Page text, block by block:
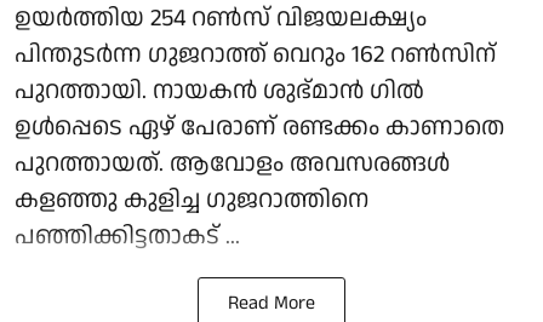
ഉയര്‍ത്തിയ 254 റണ്‍സ് വിജയലക്ഷ്യം
പിന്തുടര്‍ന്ന ഗുജറാത്ത് വെറും 162 റണ്‍സിന്
പുറത്തായി. നായകന്‍ ശുഭ്മാന്‍ ഗില്‍
ഉള്‍പ്പെടെ ഏഴ് പേരാണ് രണ്ടക്കം കാണാതെ
പുറത്തായത്. ആവോളം അവസരങ്ങള്‍
കളഞ്ഞു കുളിച്ച ഗുജറാത്തിനെ
പഞ്ഞിക്കിട്ടതാകട് ...
Read More